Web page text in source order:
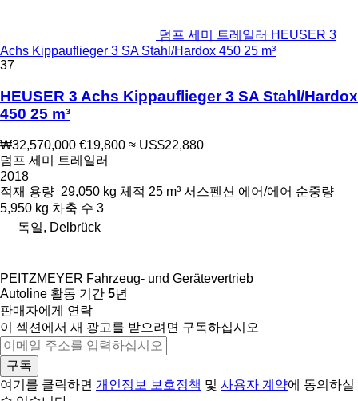
덤프 세미 트레일러 HEUSER 3
Achs Kippauflieger 3 SA Stahl/Hardox 450 25 m³
37
HEUSER 3 Achs Kippauflieger 3 SA Stahl/Hardox
450 25 m³
₩32,570,000 €19,800 ≈ US$22,880
덤프 세미 트레일러
2018
적재 용량 29,050 kg 체적 25 m³ 서스펜션 에어/에어 순중량
5,950 kg 차축 수 3
독일, Delbrück
PEITZMEYER Fahrzeug- und Gerätevertrieb
Autoline 활동 기간 5년
판매자에게 연락
이 섹션에서 새 광고를 받으려면 구독하십시오
구독
여기를 클릭하면 개인정보 보호정책 및 사용자 계약에 동의하실